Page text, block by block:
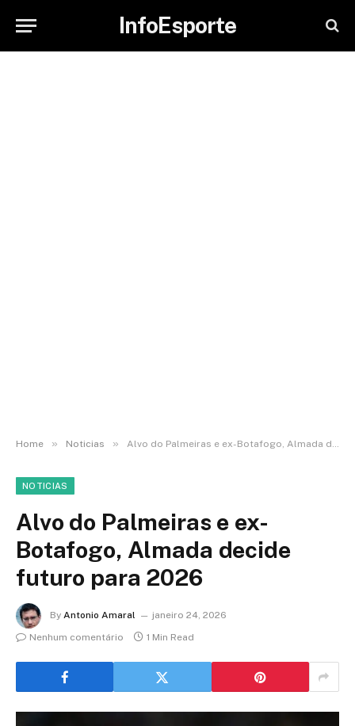
InfoEsporte
Home » Noticias » Alvo do Palmeiras e ex-Botafogo, Almada decide futuro para 2026
NOTICIAS
Alvo do Palmeiras e ex-
Botafogo, Almada decide
futuro para 2026
By Antonio Amaral
janeiro 24, 2026
Nenhum comentário
1 Min Read